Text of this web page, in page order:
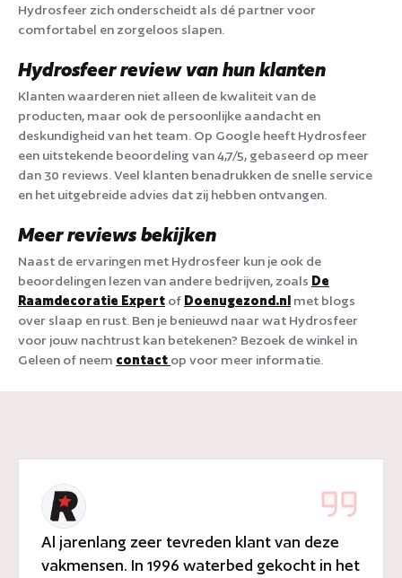
Hydrosfeer zich onderscheidt als dé partner voor
comfortabel en zorgeloos slapen.
Hydrosfeer review van hun klanten
Klanten waarderen niet alleen de kwaliteit van de
producten, maar ook de persoonlijke aandacht en
deskundigheid van het team. Op Google heeft Hydrosfeer
een uitstekende beoordeling van 4,7/5, gebaseerd op meer
dan 30 reviews. Veel klanten benadrukken de snelle service
en het uitgebreide advies dat zij hebben ontvangen.
Meer reviews bekijken
Naast de ervaringen met Hydrosfeer kun je ook de
beoordelingen lezen van andere bedrijven, zoals De
Raamdecoratie Expert of Doenugezond.nl met blogs
over slaap en rust. Ben je benieuwd naar wat Hydrosfeer
voor jouw nachtrust kan betekenen? Bezoek de winkel in
Geleen of neem contact op voor meer informatie.
Al jarenlang zeer tevreden klant van deze
vakmensen. In 1996 waterbed gekocht in het